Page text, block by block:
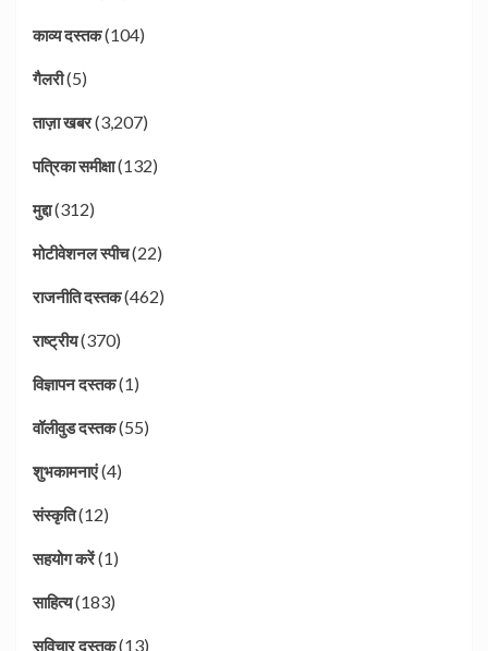
काव्य दस्तक(104)
गैलरी(5)
ताज़ा खबर(3,207)
पत्रिका समीक्षा(132)
मुद्दा(312)
मोटीवेशनल स्पीच(22)
राजनीति दस्तक(462)
राष्ट्रीय(370)
विज्ञापन दस्तक(1)
वॉलीवुड दस्तक(55)
शुभकामनाएं(4)
संस्कृति(12)
सहयोग करें(1)
साहित्य(183)
सुविचार दस्तक(13)